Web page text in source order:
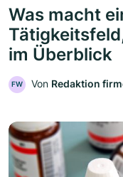
Was macht
im Überblick
FW Von Redaktion